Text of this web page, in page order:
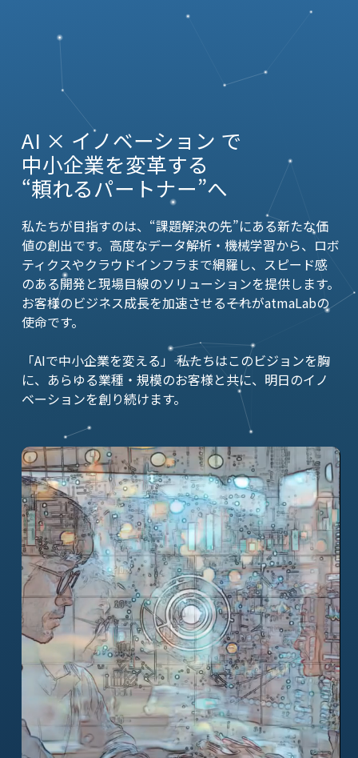
AI × イノベーション で
中小企業を変革する
“頼れるパートナー”へ
私たちが目指すのは、“課題解決の先”にある新たな価
値の創出です。高度なデータ解析・機械学習から、ロボ
ティクスやクラウドインフラまで網羅し、スピード感
のある開発と現場目線のソリューションを提供します。
お客様のビジネス成長を加速させる――それがatmaLabの
使命です。
「AIで中小企業を変える」―― 私たちはこのビジョンを胸
に、あらゆる業種・規模のお客様と共に、明日のイノ
ベーションを創り続けます。